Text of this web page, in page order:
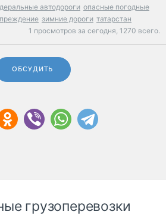
автодороги опасные погодные
зимние дороги татарстан
1 просмотров за сегодня, 1270 всего.
ОБСУДИТЬ
грузоперевозки